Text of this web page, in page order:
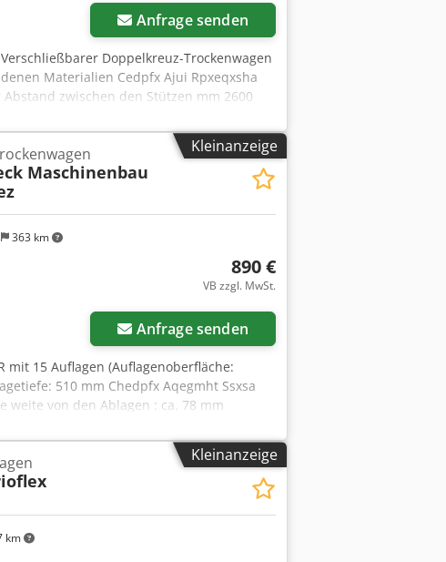
Anfrage senden
Doppelkreuz-Trockenwagen
Materialien Cedpfx Ajui Rpxeqxsha
zwischen den Stützen mm 2600
den Armen mm 120 N° 20 Fachböden mit
die Handhabung (2 mit Arretierung)
mm 1500 x 400 x 1900 h -
für den Transport: mm 1500 x 400 x
Kleinanzeige
Mehr Bilder anfragen
363 km
Maschinenbau
890 €
VB zzgl. MwSt.
Anfrage senden
mit 15 Auflagen (Auflagenoberfläche:
510 mm Chedpfx Aqegmht Ssxsa
weite von den Ablagen : ca. 78 mm
ca. 40 kg Gewicht: ca. 90 kg
Kleinanzeige
km